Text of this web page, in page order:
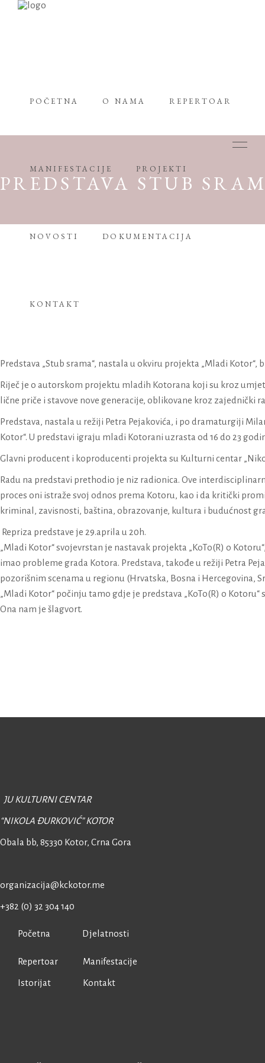
POČETNA O NAMA REPERTOAR
MANIFESTACIJE PROJEKTI
NOVOSTI DOKUMENTACIJA
KONTAKT
PREDSTAVA STUB
Predstava „Stub srama“, nastala u okviru projekta „Mladi
Riječ je o autorskom projektu mladih Kotorana koji su kroz
lične priče i stavove nove generacije, oblikovane kroz zajednički
Predstava, nastala u režiji Petra Pejakovića, i po dramaturgiji
Kotor“. U predstavi igraju mladi Kotorani uzrasta od 16 do 23
Glavni producent i koproducenti projekta su Kulturni centar
Radu na predstavi prethodio je niz radionica. Ove
proces oni istraže svoj odnos prema Kotoru, kao i da kritički
kriminal, zavisnosti, baština, obrazovanje, kultura i budućnost
Repriza predstave je 29.aprila u 20h.
„Mladi Kotor“ svojevrstan je nastavak projekta „KoTo(R) o
imao probleme grada Kotora. Predstava, takođe u režiji Petra
pozorišnim scenama u regionu (Hrvatska, Bosna i Hercegovina,
„Mladi Kotor“ počinju tamo gdje je predstava „KoTo(R) o
Ona nam je šlagvort.
JU KULTURNI CENTAR
“NIKOLA ĐURKOVIĆ” KOTOR
Obala bb, 85330 Kotor, Crna Gora
organizacija@kckotor.me
+382 (0) 32 304 140
Početna Djelatnosti
Repertoar Manifestacije
Istorijat Kontakt